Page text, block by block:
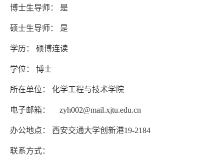
博士生导师： 是
硕士生导师： 是
学历： 硕博连读
学位： 博士
所在单位： 化学工程与技术学院
电子邮箱： zyh002@mail.xjtu.edu.cn
办公地点： 西安交通大学创新港19-2184
联系方式：